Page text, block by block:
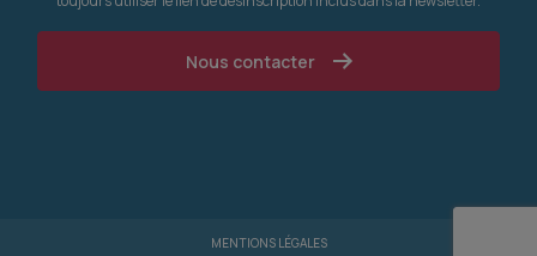
Nous contacter
MENTIONS LÉGALES